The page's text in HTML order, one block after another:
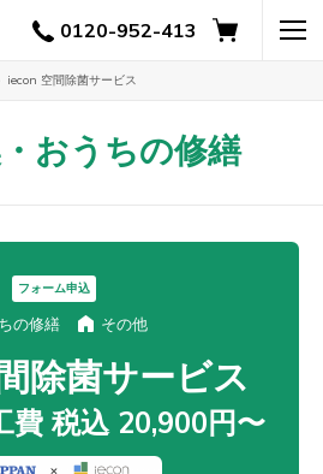
0120-952-413
iecon 空間除菌サービス
おうちの修繕
フォーム申込
の修繕 その他
除菌サービス
費 税込 20,900円〜